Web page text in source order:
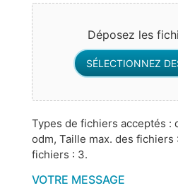
Déposez les
SÉLECTIONNEZ
Types de fichiers acceptés :
odm, Taille max. des fichiers
fichiers : 3.
VOTRE MESSAGE